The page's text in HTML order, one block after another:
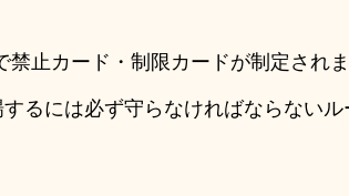
止カード・制限カードが制定されま
るには必ず守らなければならないル